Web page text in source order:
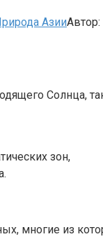
АзииАвтор:
Солнца,
зон,
многие из